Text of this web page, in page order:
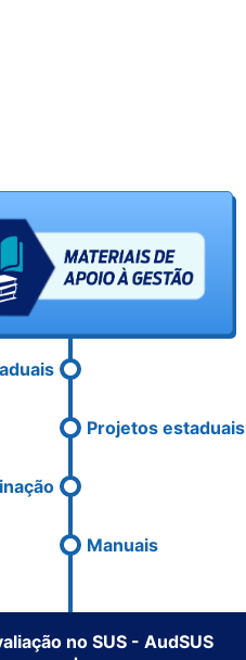
Projetos estaduais
Manuais
no SUS - AudSUS